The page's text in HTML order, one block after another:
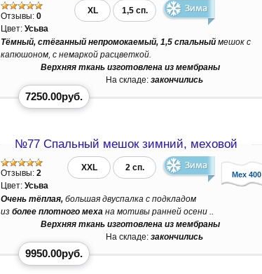
Отзывы: 0
XL
1,5 сп.
Цвет: Усьва
Тёмный, стёганный непромокаемый, 1,5 спальный мешок с
капюшоном, с немаркой расцветкой.
Верхняя ткань изготовлена из мембраны
На складе: закончились
7250.00руб.
Мех 400
№77 Спальный мешок зимний, меховой
Отзывы: 2
XXL
2 сп.
Цвет: Усьва
Очень тёплая, большая двуспалка с подкладом
из более плотного меха на мотивы ранней осени ..
Верхняя ткань изготовлена из мембраны
На складе: закончились
9950.00руб.